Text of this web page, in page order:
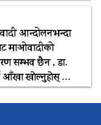
आन्दोलनभन्दा
माओवादीको
सम्भव छैन , डा.
आँखा खाेल्नुहाेस् …